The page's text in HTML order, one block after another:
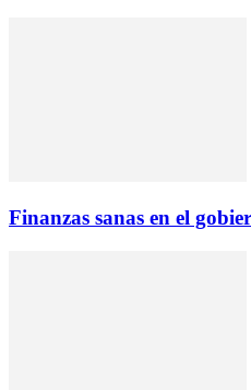
Finanzas sanas en el